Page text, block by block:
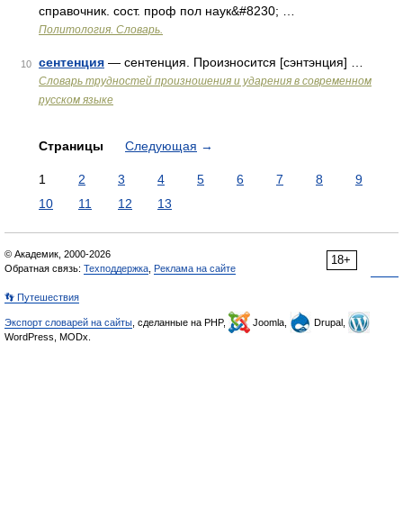
справочник. сост. проф пол наук&#8230; …
Политология. Словарь.
10 сентенция — сентенция. Произносится [сэнтэнция] …
Словарь трудностей произношения и ударения в современном
русском языке
Страницы Следующая →
1 2 3 4 5 6 7 8
9
10
11 12 13
18+
© Академик, 2000-2026
Обратная связь: Техподдержка Реклама на сайте
👣 Путешествия
Экспорт словарей на сайты , сделанные на PHP, Joomla,
Drupal,
WordPress, MODx.